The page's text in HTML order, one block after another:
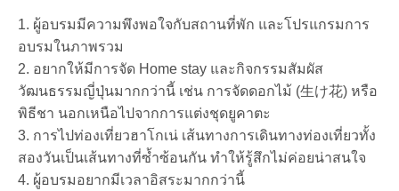
1. ผู้อบรมมีความพึงพอใจกับสถานที่พัก และโปรแกรมการ
อบรมในภาพรวม
2. อยากให้มีการจัด Home stay และกิจกรรมสัมผัส
วัฒนธรรมญี่ปุ่นมากกว่านี้ เช่น การจัดดอกไม้ (生け花) หรือ
พิธีชา นอกเหนือไปจากการแต่งชุดยูคาตะ
3. การไปท่องเที่ยวฮาโกเน่ เส้นทางการเดินทางท่องเที่ยวทั้ง
สองวันเป็นเส้นทางที่ซ้ำซ้อนกัน ทำให้รู้สึกไม่ค่อยน่าสนใจ
4. ผู้อบรมอยากมีเวลาอิสระมากกว่านี้